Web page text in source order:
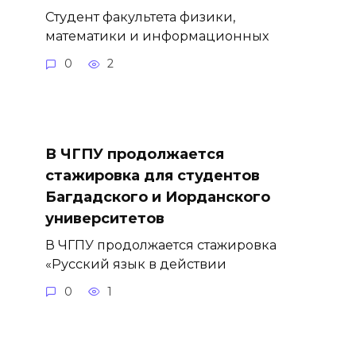
Студент факультета физики,
математики и информационных
0 2
В ЧГПУ продолжается
стажировка для студентов
Багдадского и Иорданского
университетов
В ЧГПУ продолжается стажировка
«Русский язык в действии
0 1